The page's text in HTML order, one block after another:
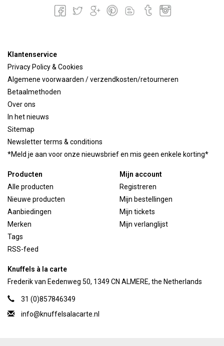
Klantenservice
Privacy Policy & Cookies
Algemene voorwaarden / verzendkosten/retourneren
Betaalmethoden
Over ons
In het nieuws
Sitemap
Newsletter terms & conditions
*Meld je aan voor onze nieuwsbrief en mis geen enkele korting*
Producten
Alle producten
Nieuwe producten
Aanbiedingen
Merken
Tags
RSS-feed
Mijn account
Registreren
Mijn bestellingen
Mijn tickets
Mijn verlanglijst
Knuffels à la carte
Frederik van Eedenweg 50, 1349 CN ALMERE, the Netherlands
31 (0)857846349
info@knuffelsalacarte.nl